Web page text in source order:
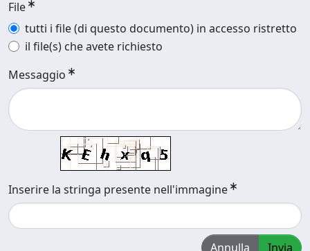
File
tutti i file (di questo documento) in accesso ristretto
il file(s) che avete richiesto
Messaggio
Inserire la stringa presente nell'immagine
Annulla Invia